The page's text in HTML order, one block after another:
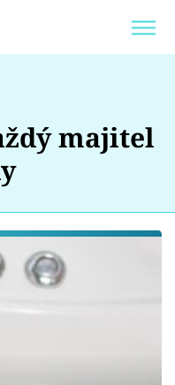
majitel